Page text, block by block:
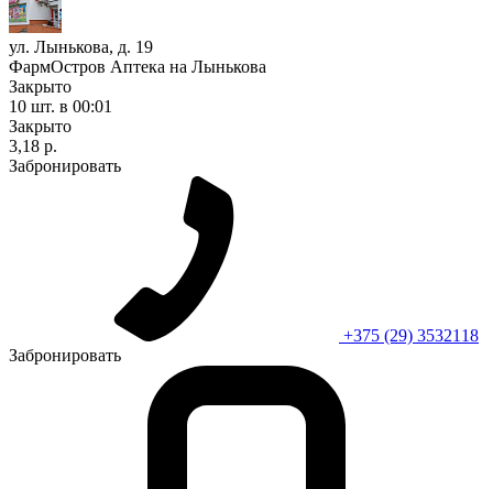
ул. Лынькова, д. 19
ФармОстров Аптека на Лынькова
Закрыто
10 шт. в 00:01
Закрыто
3,18 р.
Забронировать
+375 (29) 3532118
Забронировать